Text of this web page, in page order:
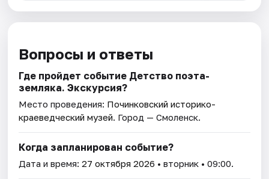
Вопросы и ответы
Где пройдет событие Детство поэта-
земляка. Экскурсия?
Место проведения: Починковский историко-
краеведческий музей. Город — Смоленск.
Когда запланирован событие?
Дата и время:27 октября 2026 • вторник • 09:00.